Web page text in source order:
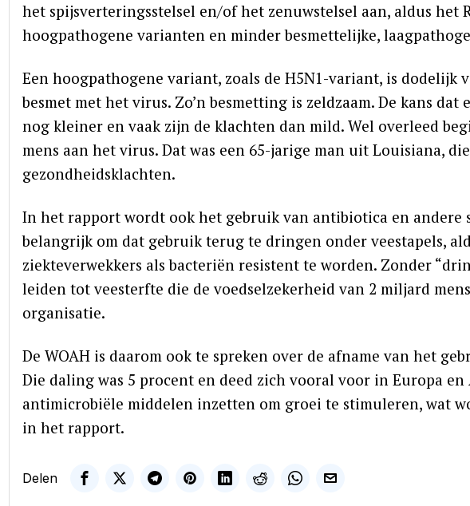
het spijsverteringsstelsel en/of het zenuwstelsel aan, aldus het
hoogpathogene varianten en minder besmettelijke,
Een hoogpathogene variant, zoals de H5N1-variant, is dodelijk
besmet met het virus. Zo’n besmetting is zeldzaam. De kans
nog kleiner en vaak zijn de klachten dan mild. Wel overleed
mens aan het virus. Dat was een 65-jarige man uit Louisiana,
gezondheidsklachten.
In het rapport wordt ook het gebruik van antibiotica en andere
belangrijk om dat gebruik terug te dringen onder veestapels,
ziekteverwekkers als bacteriën resistent te worden. Zonder
leiden tot veesterfte die de voedselzekerheid van 2 miljard
organisatie.
De WOAH is daarom ook te spreken over de afname van het
Die daling was 5 procent en deed zich vooral voor in Europa
antimicrobiële middelen inzetten om groei te stimuleren, wat
in het rapport.
Delen